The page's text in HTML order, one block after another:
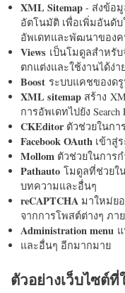
XML Sitemap - ส่งข้อมู
อัตโนมัติ เพื่อเพิ่มอันดั
อัพเดทและพัฒนาของ
Views เป็นโมดูลสำหรั
ตกแต่งและใช้งานได้ง่า
Boost ระบบแคชของด
XML sitemap สร้าง
การอัพเดทไปยัง Search
CKEditorตัวช่วยในกา
Facebook OAuth เข้าสู่
Mollom ตัวช่วยในการ
Pathauto โมดูลที่ช่วยใ
บทความและอื่นๆ
reCAPTCHA มาใหม่ย
จากการโพสต์ต่างๆ ภา
Administration menu
และอื่นๆ อีกมากมาย
ตัวอย่างเว็บไซต์